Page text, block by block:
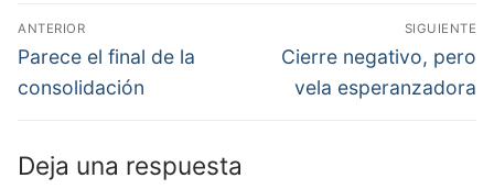
Navegación
de
entradas
ANTERIOR
Entrada
anterior:
Parece el final de la
consolidación
SIGUIENTE
Entrada
siguiente:
Cierre negativo, pero
vela esperanzadora
Deja una respuesta